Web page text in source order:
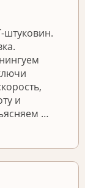
штуковин.
и
…